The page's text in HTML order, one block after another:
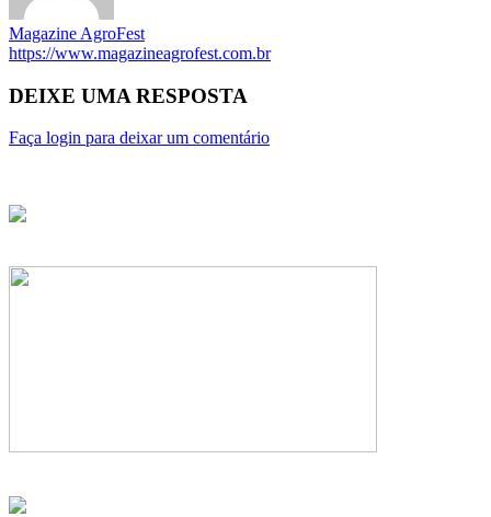
Magazine AgroFest
https://www.magazineagrofest.com.br
DEIXE UMA RESPOSTA
Faça login para deixar um comentário